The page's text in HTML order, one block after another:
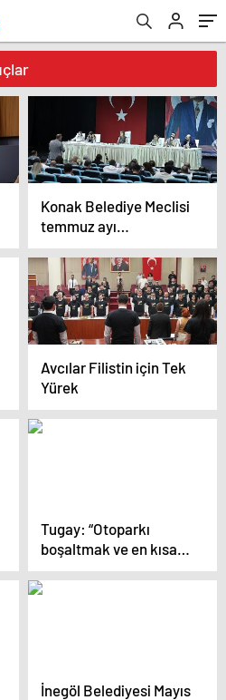
Konak Belediye Meclisi
temmuz ayı
toplantısını
gerçekleştirdi
Avcılar Filistin için Tek
Yürek
Tugay: “Otoparkı
boşaltmak ve en kısa
zamanda yıkmak
zorundayız”
İnegöl Belediyesi Mayıs